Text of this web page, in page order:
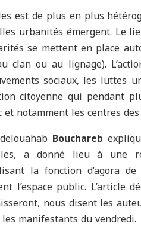
est de plus en plus
urbanités émergent. Le
se mettent en place
ou au lignage).
sociaux, les luttes
citoyenne qui pendant
et notamment les centres
Bouchareb
a donné lieu à une
la fonction d’agora
l’espace public.
nous disent les
manifestants du vendredi.